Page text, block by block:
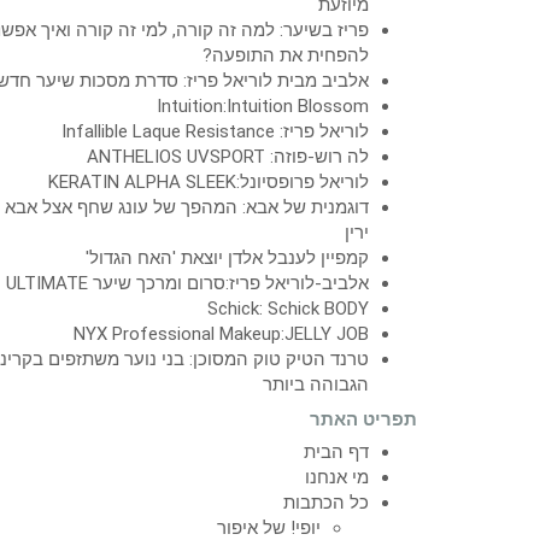
מיוזעת
פריז בשיער: למה זה קורה, למי זה קורה ואיך
להפחית את התופעה?
אלביב מבית לוריאל פריז: סדרת מסכות שיער
Intuition:Intuition Blossom
לוריאל פריז: Infallible Laque Resistance
לה רוש-פוזה: ANTHELIOS UVSPORT
לוריאל פרופסיונל:KERATIN ALPHA SLEEK
דוגמנית של אבא: המהפך של עונג שחף אצל אבא
ירין
קמפיין לענבל אלדן יוצאת 'האח הגדול'
אלביב-לוריאל פריז:סרום ומרכך שיער ULTIMATE
Schick: Schick BODY
NYX Professional Makeup:JELLY JOB
טרנד הטיק טוק המסוכן: בני נוער משתזפים
הגבוהה ביותר
תפריט האתר
דף הבית
מי אנחנו
כל הכתבות
יופי! של איפור